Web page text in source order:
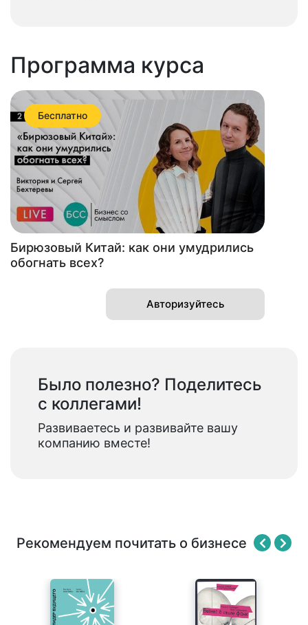
Программа курса
Бирюзовый Китай: как они умудрились
обогнать всех?
Бесплатно
Авторизуйтесь
Было полезно? Поделитесь
с коллегами!
Развиваетесь и развивайте вашу
компанию вместе!
Рекомендуем почитать о бизнесе